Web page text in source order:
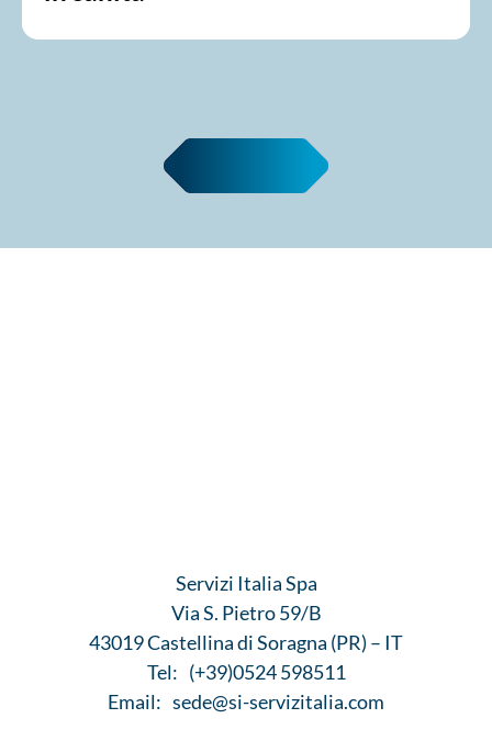
Servizi Italia Spa
Via S. Pietro 59/B
43019 Castellina di Soragna (PR) – IT
Tel: (+39)0524 598511
Email: sede@si-servizitalia.com